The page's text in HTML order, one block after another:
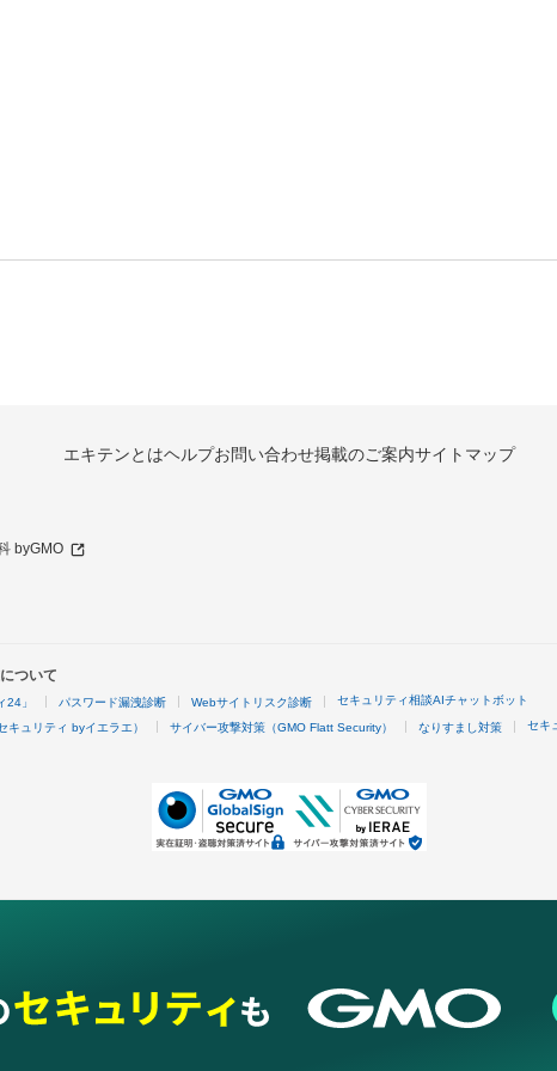
エキテンとはヘルプお問い合わせ掲載のご案内サイトマップ
byGMO
ついて
」 パスワード漏洩診断 Webサイトリスク診断 セキュリティ相談AIチャットボット
キュリティ byイエラエ） サイバー攻撃対策（GMO Flatt Security） なりすまし対策 セキ